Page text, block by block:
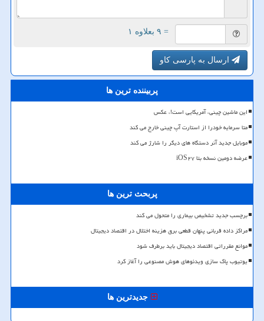
= ۹ بعلاوه ۱
ارسال به پارسی کاو
پربیننده ترین ها
این ماشین چینی، آمریکایی است!، عکس
متا سرمایه خودرا از استارت آپ چینی خارج می کند
موبایل جدید آنر دستگاه های دیگر را شارژ می کند
عرضه دومین نسخه بتا iOS۲۷
پربحث ترین ها
برچسب جدید تشخیص بیماری را متحول می کند
مراکز داده قربانی پنهان قطعی برق هزینه اختلال در اقتصاد دیجیتال
موانع مقرراتی اقتصاد دیجیتال باید برطرف شود
یوتیوب پاک سازی ویدئوهای هوش مصنوعی را آغاز کرد
جدیدترین ها